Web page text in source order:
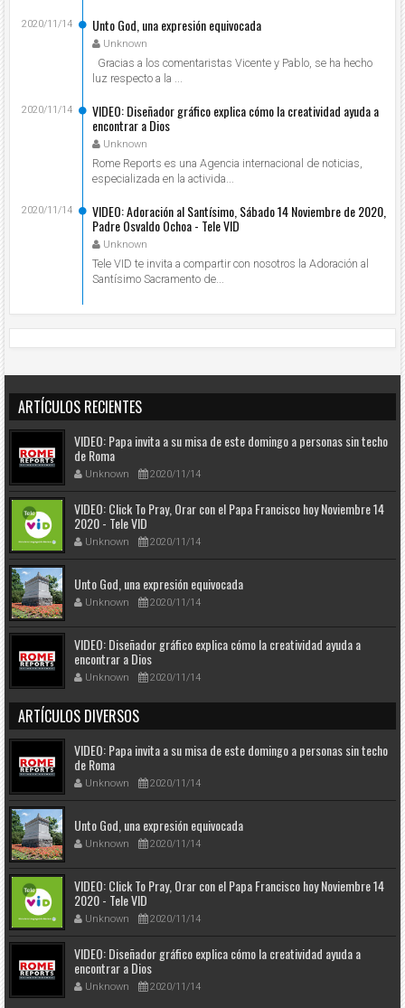
Unto God, una expresión equivocada
Unknown
2020/11/14
Gracias a los comentaristas Vicente y Pablo, se ha hecho
luz respecto a la ...
VIDEO: Diseñador gráfico explica cómo la creatividad ayuda a
encontrar a Dios
Unknown
2020/11/14
Rome Reports es una Agencia internacional de noticias,
especializada en la activida...
VIDEO: Adoración al Santísimo, Sábado 14 Noviembre de 2020,
Padre Osvaldo Ochoa - Tele VID
Unknown
2020/11/14
Tele VID te invita a compartir con nosotros la Adoración al
Santísimo Sacramento de...
ARTÍCULOS RECIENTES
VIDEO: Papa invita a su misa de este domingo a personas sin techo
de Roma
Unknown 2020/11/14
VIDEO: Click To Pray, Orar con el Papa Francisco hoy Noviembre 14
2020 - Tele VID
Unknown 2020/11/14
Unto God, una expresión equivocada
Unknown 2020/11/14
VIDEO: Diseñador gráfico explica cómo la creatividad ayuda a
encontrar a Dios
Unknown 2020/11/14
ARTÍCULOS DIVERSOS
VIDEO: Papa invita a su misa de este domingo a personas sin techo
de Roma
Unknown 2020/11/14
Unto God, una expresión equivocada
Unknown 2020/11/14
VIDEO: Click To Pray, Orar con el Papa Francisco hoy Noviembre 14
2020 - Tele VID
Unknown 2020/11/14
VIDEO: Diseñador gráfico explica cómo la creatividad ayuda a
encontrar a Dios
Unknown 2020/11/14